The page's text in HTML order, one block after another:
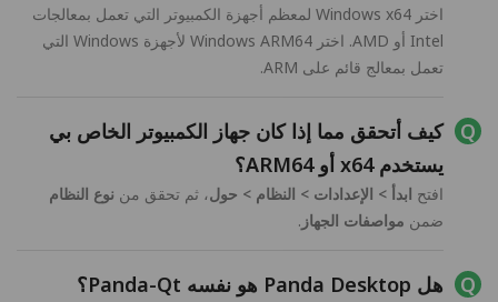
اختر Windows x64 لمعظم أجهزة الكمبيوتر التي تعمل بمعالجات
Intel أو AMD. اختر Windows ARM64 لأجهزة Windows التي
تعمل بمعالج قائم على ARM.
كيف أتحقق مما إذا كان جهاز الكمبيوتر الخاص بي
يستخدم x64 أو ARM64؟
افتح ابدأ > الإعدادات > النظام > حول، ثم تحقق من نوع النظام
ضمن مواصفات الجهاز .
هل Panda Desktop هو نفسه Panda-Qt؟